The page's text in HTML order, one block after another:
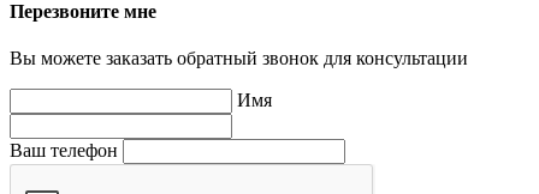
Перезвоните мне
Вы можете заказать обратный звонок для консультации
Имя
Ваш телефон